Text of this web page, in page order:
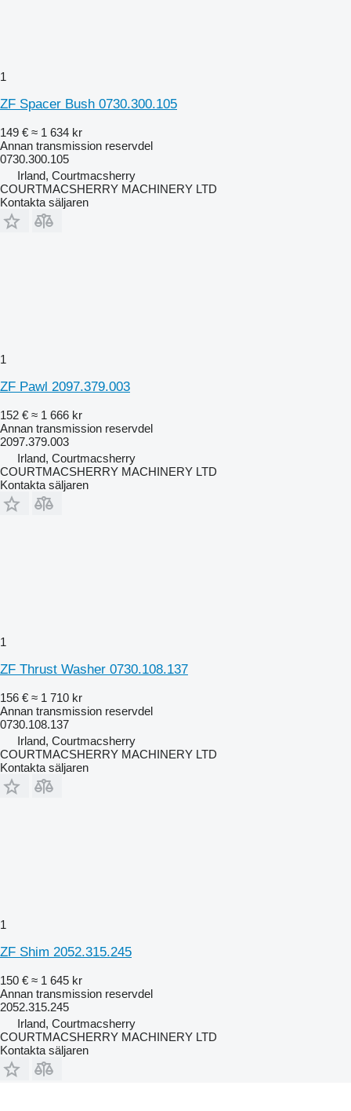
1
ZF Spacer Bush 0730.300.105
149 € ≈ 1 634 kr
Annan transmission reservdel
0730.300.105
Irland, Courtmacsherry
COURTMACSHERRY MACHINERY LTD
Kontakta säljaren
1
ZF Pawl 2097.379.003
152 € ≈ 1 666 kr
Annan transmission reservdel
2097.379.003
Irland, Courtmacsherry
COURTMACSHERRY MACHINERY LTD
Kontakta säljaren
1
ZF Thrust Washer 0730.108.137
156 € ≈ 1 710 kr
Annan transmission reservdel
0730.108.137
Irland, Courtmacsherry
COURTMACSHERRY MACHINERY LTD
Kontakta säljaren
1
ZF Shim 2052.315.245
150 € ≈ 1 645 kr
Annan transmission reservdel
2052.315.245
Irland, Courtmacsherry
COURTMACSHERRY MACHINERY LTD
Kontakta säljaren